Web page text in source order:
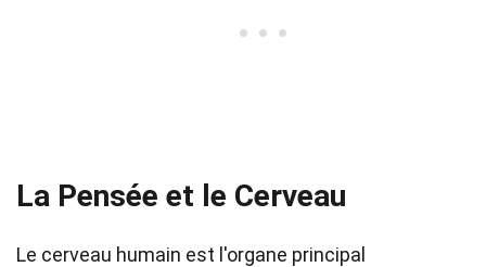
La Pensée et le Cerveau
Le cerveau humain est l'organe principal